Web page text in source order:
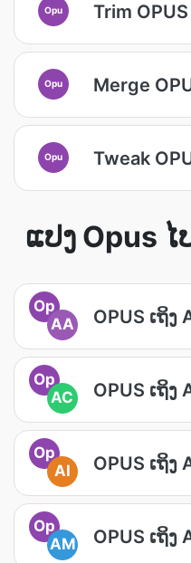
Opu Trim OPUS
Opu Merge
Opu Tweak
ແປງ Opus
Op
AA
OPUS ເຖິງ
Op
AC
OPUS ເຖິງ
Op
AI
OPUS ເຖິງ
Op
AM
OPUS ເຖິງ